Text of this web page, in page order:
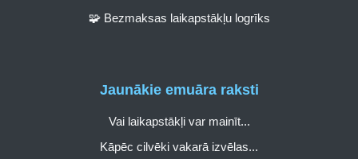
🧩 Bezmaksas laikapstākļu logrīks
Jaunākie emuāra raksti
Vai laikapstākļi var mainīt...
Kāpēc cilvēki vakarā izvēlas...